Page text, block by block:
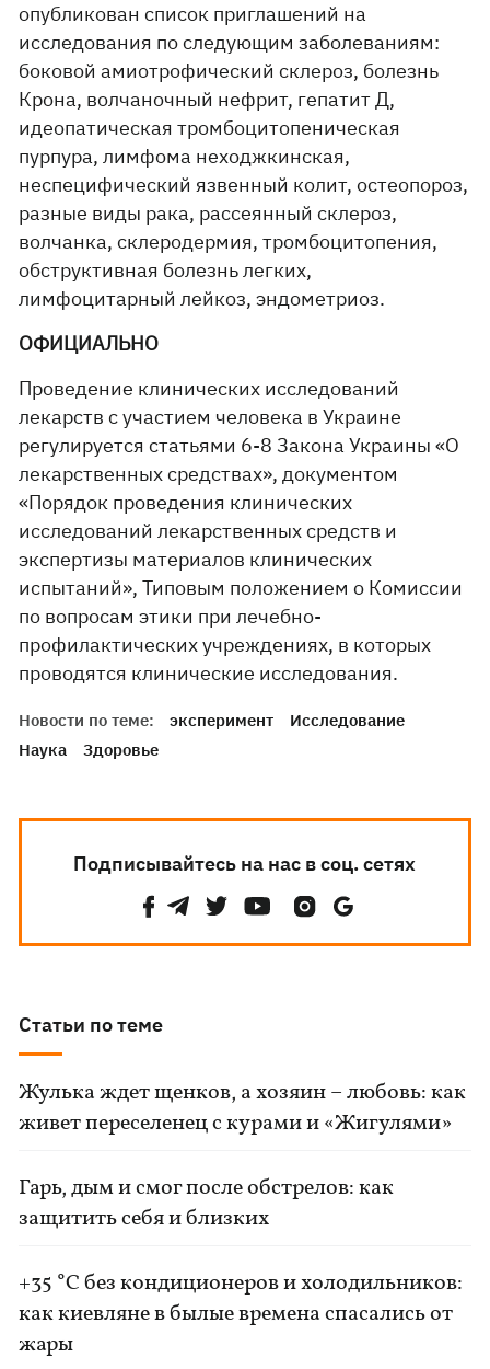
опубликован список приглашений на
исследования по следующим заболеваниям:
боковой амиотрофический склероз, болезнь
Крона, волчаночный нефрит, гепатит Д,
идеопатическая тромбоцитопеническая
пурпура, лимфома неходжкинская,
неспецифический язвенный колит, остеопороз,
разные виды рака, рассеянный склероз,
волчанка, склеродермия, тромбоцитопения,
обструктивная болезнь легких,
лимфоцитарный лейкоз, эндометриоз.
ОФИЦИАЛЬНО
Проведение клинических исследований
лекарств с участием человека в Украине
регулируется статьями 6-8 Закона Украины «О
лекарственных средствах», документом
«Порядок проведения клинических
исследований лекарственных средств и
экспертизы материалов клинических
испытаний», Типовым положением о Комиссии
по вопросам этики при лечебно-
профилактических учреждениях, в которых
проводятся клинические исследования.
Новости по теме: эксперимент
Исследование
Наука
Здоровье
Подписывайтесь на нас в соц. сетях
Статьи по теме
Жулька ждет щенков, а хозяин – любовь: как
живет переселенец с курами и «Жигулями»
Гарь, дым и смог после обстрелов: как
защитить себя и близких
+35 °C без кондиционеров и холодильников:
как киевляне в былые времена спасались от
жары